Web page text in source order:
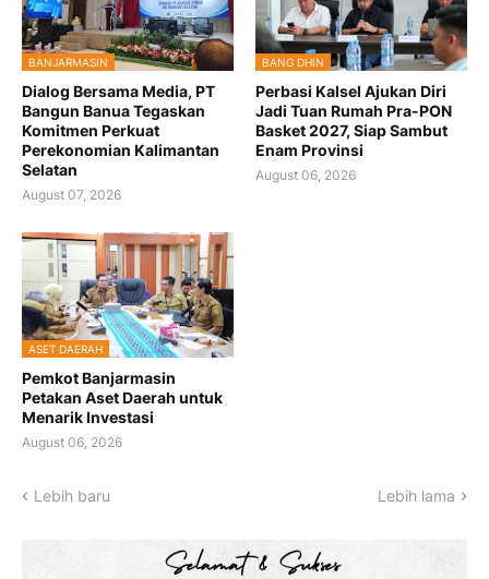
BANJARMASIN
Dialog Bersama Media, PT
Bangun Banua Tegaskan
Komitmen Perkuat
Perekonomian Kalimantan
Selatan
August 07, 2026
BANG DHIN
Perbasi Kalsel Ajukan Diri
Jadi Tuan Rumah Pra-PON
Basket 2027, Siap Sambut
Enam Provinsi
August 06, 2026
ASET DAERAH
Pemkot Banjarmasin
Petakan Aset Daerah untuk
Menarik Investasi
August 06, 2026
Lebih baru Lebih lama